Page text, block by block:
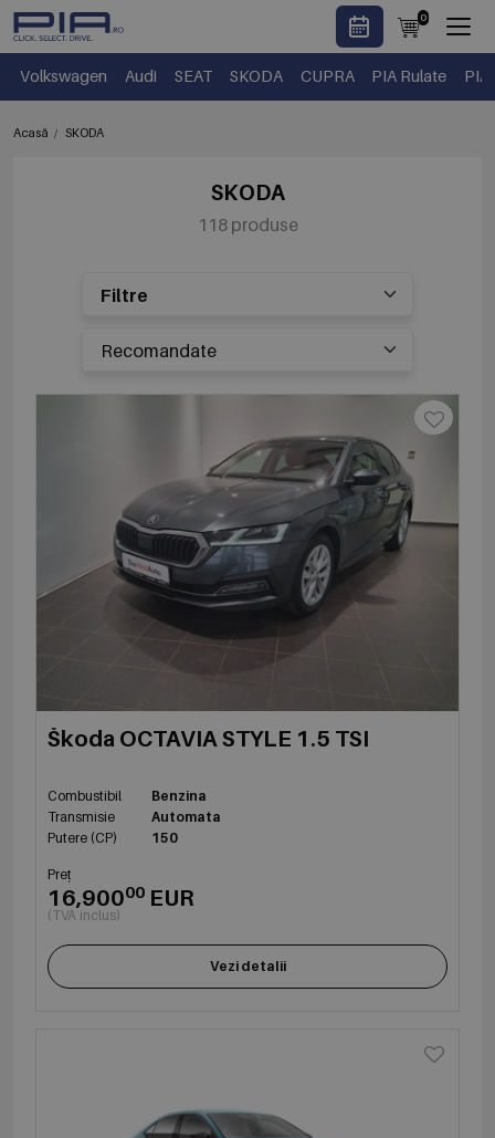
0
Volkswagen Audi SEAT SKODA CUPRA PIA Rulate PIA
Acasă SKODA
SKODA
118 produse
Filtre
Škoda OCTAVIA STYLE 1.5 TSI
Combustibil
Benzina
Transmisie
Automata
Putere (CP)
150
Preț
16,90000 EUR
(TVA inclus)
Vezi detalii